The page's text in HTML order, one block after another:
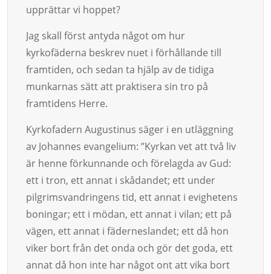
upprättar vi hoppet?
Jag skall först antyda något om hur
kyrkofäderna beskrev nuet i förhållande till
framtiden, och sedan ta hjälp av de tidiga
munkarnas sätt att praktisera sin tro på
framtidens Herre.
Kyrkofadern Augustinus säger i en utläggning
av Johannes evangelium: ”Kyrkan vet att två liv
är henne förkunnande och förelagda av Gud:
ett i tron, ett annat i skådandet; ett under
pilgrimsvandringens tid, ett annat i evighetens
boningar; ett i mödan, ett annat i vilan; ett på
vägen, ett annat i fäderneslandet; ett då hon
viker bort från det onda och gör det goda, ett
annat då hon inte har något ont att vika bort